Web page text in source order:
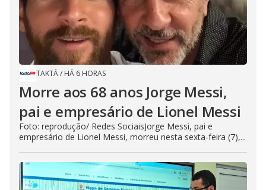
TAKTÁ/ HÁ 6 HORAS
Morre aos 68 anos Jorge Messi,
pai e empresário de Lionel Messi
Foto: reprodução/ Redes SociaisJorge Messi, pai e
empresário de Lionel Messi, morreu nesta sexta-feira (7),...